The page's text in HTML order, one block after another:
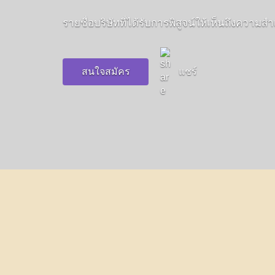
รายชื่อบริษัทที่ได้รับการพิสูจน์ให้เห็นถึงความสำ
สนใจสมัคร แชร์